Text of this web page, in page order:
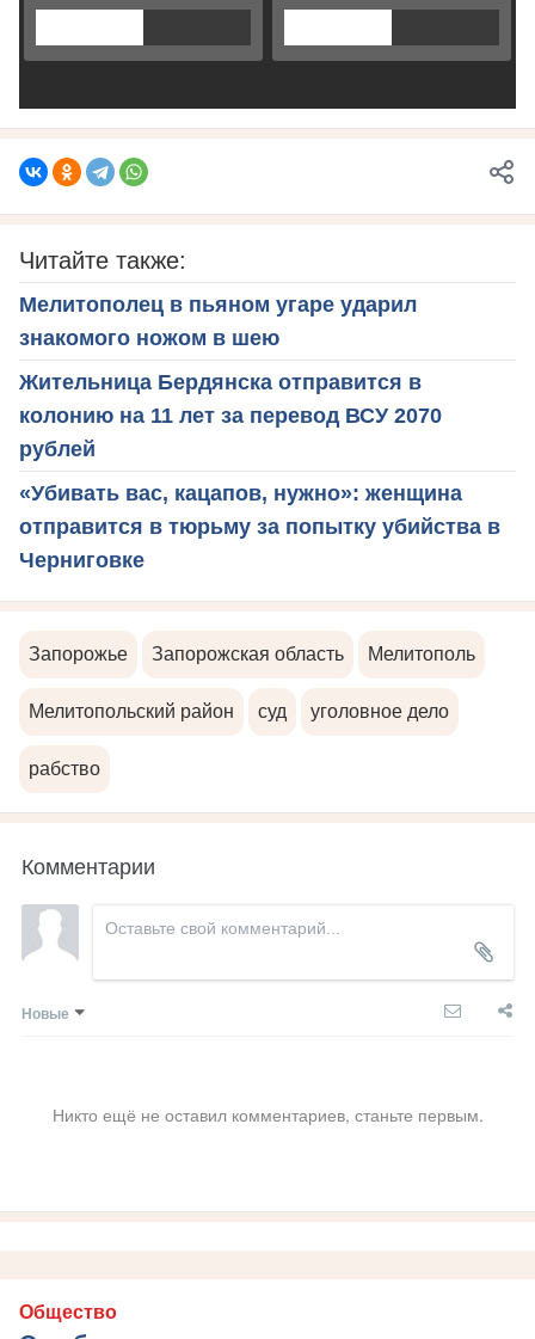
Читайте также:
Мелитополец в пьяном угаре ударил
знакомого ножом в шею
Жительница Бердянска отправится в
колонию на 11 лет за перевод ВСУ 2070
рублей
«Убивать вас, кацапов, нужно»: женщина
отправится в тюрьму за попытку убийства в
Черниговке
Запорожье Запорожская область Мелитополь
Мелитопольский район суд уголовное дело
рабство
Комментарии
Новые
Никто ещё не оставил комментариев, станьте первым.
Общество